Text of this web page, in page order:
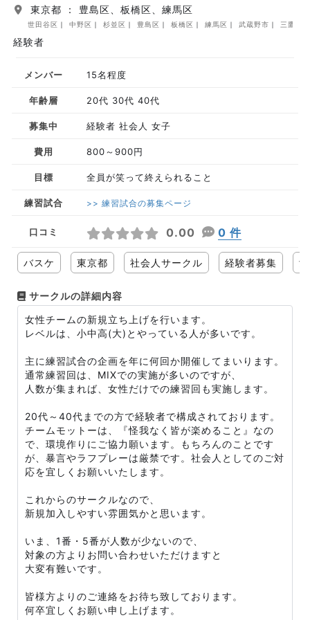
東京都 ： 豊島区、板橋区、練馬区
世田谷区 中野区 杉並区 豊島区 板橋区 練馬区 武蔵野市 三鷹市
経験者
メンバー 15名程度
年齢層 20代 30代 40代
募集中 経験者 社会人 女子
費用 800～900円
目標 全員が笑って終えられること
練習試合 >> 練習試合の募集ページ
口コミ 0.00 0 件
バスケ 東京都 社会人サークル 経験者募集
サークルの詳細内容
女性チームの新規立ち上げを行います。
レベルは、小中高(大)とやっている人が多いです。
主に練習試合の企画を年に何回か開催してまいります。
通常練習回は、MIXでの実施が多いのですが、
人数が集まれば、女性だけでの練習回も実施します。
20代～40代までの方で経験者で構成されております。
チームモットーは、『怪我なく皆が楽めること』なの
で、環境作りにご協力願います。もちろんのことです
が、暴言やラフプレーは厳禁です。社会人としてのご対
応を宜しくお願いいたします。
これからのサークルなので、
新規加入しやすい雰囲気かと思います。
いま、1番・5番が人数が少ないので、
対象の方よりお問い合わせいただけますと
大変有難いです。
皆様方よりのご連絡をお待ち致しております。
何卒宜しくお願い申し上げます。